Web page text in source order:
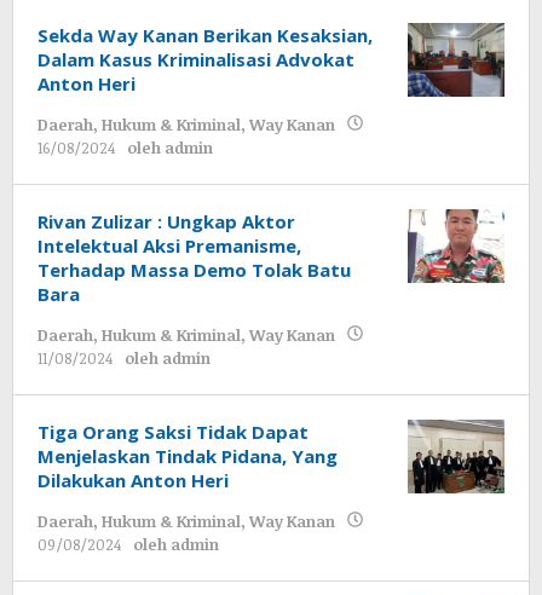
Sekda Way Kanan Berikan Kesaksian,
Dalam Kasus Kriminalisasi Advokat
Anton Heri
Daerah, Hukum & Kriminal, Way Kanan
16/08/2024
oleh admin
Rivan Zulizar : Ungkap Aktor
Intelektual Aksi Premanisme,
Terhadap Massa Demo Tolak Batu
Bara
Daerah, Hukum & Kriminal, Way Kanan
11/08/2024
oleh admin
Tiga Orang Saksi Tidak Dapat
Menjelaskan Tindak Pidana, Yang
Dilakukan Anton Heri
Daerah, Hukum & Kriminal, Way Kanan
09/08/2024
oleh admin